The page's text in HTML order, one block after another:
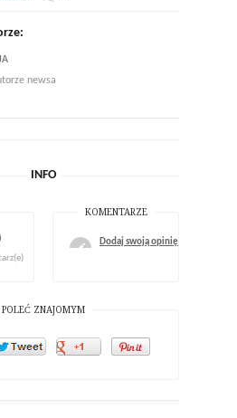
newsa
INFO
KOMENTARZE
Dodaj swoją opinię
POLEĆ ZNAJOMYM